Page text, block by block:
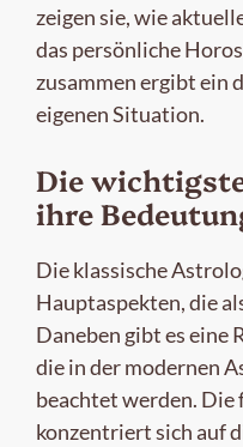
zeigen sie, wie
das persönliche
zusammen ergibt ein
eigenen Situation.
Die
ihre
Die klassische
Hauptaspekten, die
Daneben gibt es eine
die in der modernen
beachtet werden. Die
konzentriert sich auf